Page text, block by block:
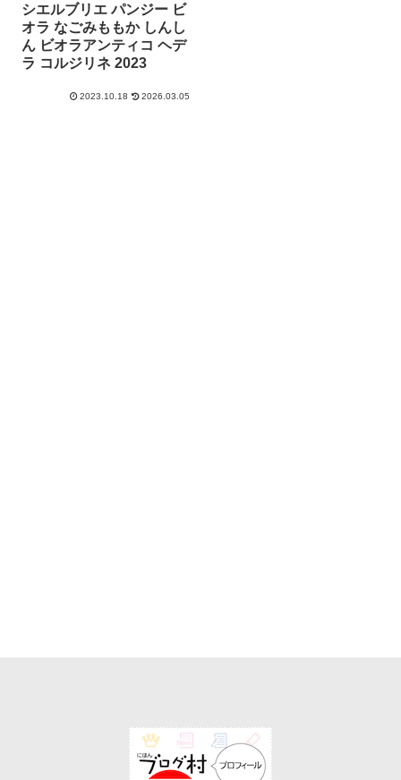
シエルブリエ パンジー ビ
オラ なごみももか しんし
ん ビオラアンティコ ヘデ
ラ コルジリネ 2023
2023.10.18 2026.03.05